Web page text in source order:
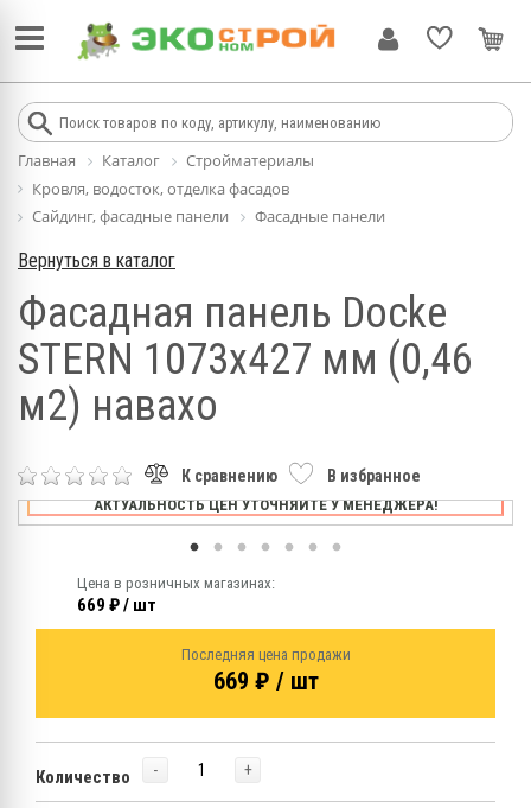
Главная Каталог
Стройматериалы
Кровля, водосток, отделка фасадов
Сайдинг, фасадные панели
Фасадные панели
Вернуться в каталог
Фасадная панель Docke
STERN 1073х427 мм (0,46
м2) навахо
К сравнению В избранное
АКТУАЛЬНОСТЬ ЦЕН УТОЧНЯЙТЕ У МЕНЕДЖЕРА!
Цена в розничных магазинах:
669 ₽ / шт
Последняя цена продажи
669 ₽ / шт
Количество - +